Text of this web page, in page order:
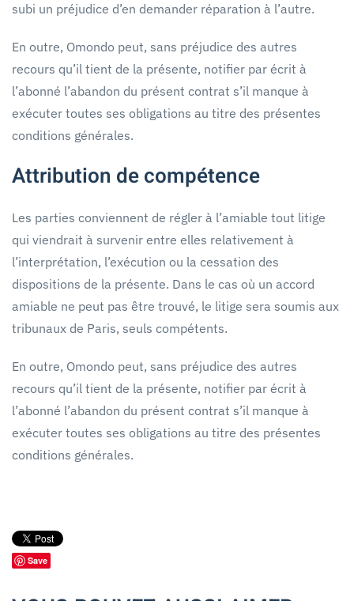
subi un préjudice d’en demander réparation à l’autre.
En outre, Omondo peut, sans préjudice des autres
recours qu’il tient de la présente, notifier par écrit à
l’abonné l’abandon du présent contrat s’il manque à
exécuter toutes ses obligations au titre des présentes
conditions générales.
Attribution de compétence
Les parties conviennent de régler à l’amiable tout litige
qui viendrait à survenir entre elles relativement à
l’interprétation, l’exécution ou la cessation des
dispositions de la présente. Dans le cas où un accord
amiable ne peut pas être trouvé, le litige sera soumis aux
tribunaux de Paris, seuls compétents.
En outre, Omondo peut, sans préjudice des autres
recours qu’il tient de la présente, notifier par écrit à
l’abonné l’abandon du présent contrat s’il manque à
exécuter toutes ses obligations au titre des présentes
conditions générales.
Save